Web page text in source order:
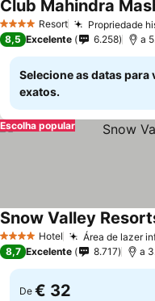
4 EstrelasResort Propriedade
Club Mahindra
8,5 Excelente 6.258 a
Selecione as datas para
exatos.
Escolha popular
4 EstrelasHotel Área de lazer
Snow Valley
8,7 Excelente 8.717 a
De € 32